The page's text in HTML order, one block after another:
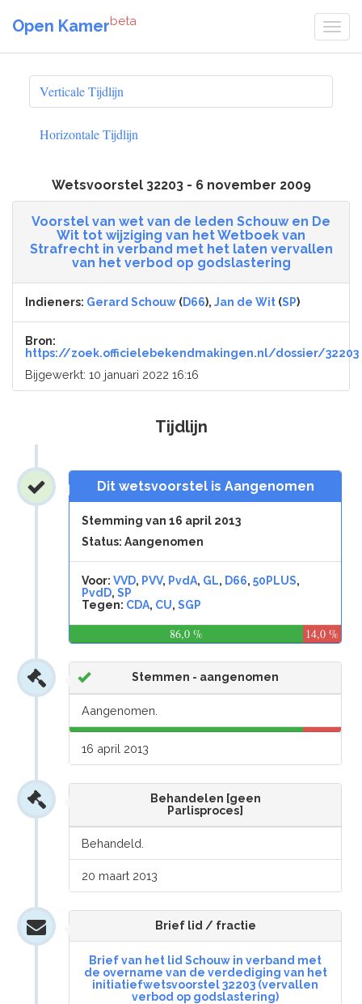
Open Kamerbeta
Verticale Tijdlijn
Horizontale Tijdlijn
Wetsvoorstel 32203 - 6 november 2009
Voorstel van wet van de leden Schouw en De
Wit tot wijziging van het Wetboek van
Strafrecht in verband met het laten vervallen
van het verbod op godslastering
Indieners: Gerard Schouw (D66), Jan de Wit (SP)
Bron:
https://zoek.officielebekendmakingen.nl/dossier/32203
Bijgewerkt: 10 januari 2022 16:16
Tijdlijn
Dit wetsvoorstel is Aangenomen
Stemming van 16 april 2013
Status: Aangenomen
Voor: VVD, PVV, PvdA, GL, D66,50PLUS,
PvdD,SP
Tegen: CDA, CU,SGP
86,0 % 14,0 %
Stemmen - aangenomen
Aangenomen.
16 april 2013
Behandelen [geen
Parlisproces]
Behandeld.
20 maart 2013
Brief lid / fractie
Brief van het lid Schouw in verband met
de overname van de verdediging van het
initiatiefwetsvoorstel 32203 (vervallen
verbod op godslastering)